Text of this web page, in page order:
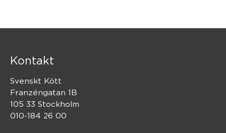
Kontakt
Svenskt Kött
Franzéngatan 1B
105 33 Stockholm
010-184 26 00